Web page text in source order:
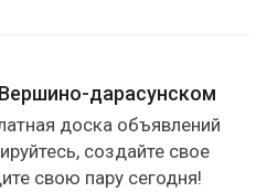
дарасунском
доска объявлений
создайте свое
свою пару сегодня!